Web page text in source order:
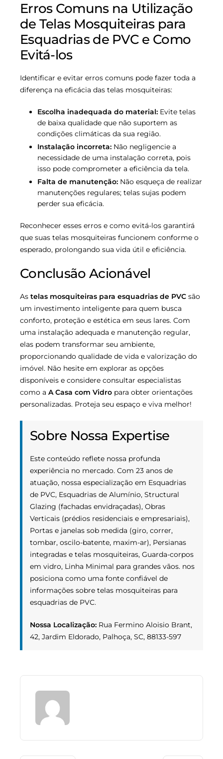
Erros Comuns na Utilização
de Telas Mosquiteiras para
Esquadrias de PVC e Como
Evitá-los
Identificar e evitar erros comuns pode fazer toda a
diferença na eficácia das telas mosquiteiras:
Escolha inadequada do material: Evite telas
de baixa qualidade que não suportem as
condições climáticas da sua região.
Instalação incorreta: Não negligencie a
necessidade de uma instalação correta, pois
isso pode comprometer a eficiência da tela.
Falta de manutenção: Não esqueça de realizar
manutenções regulares; telas sujas podem
perder sua eficácia.
Reconhecer esses erros e como evitá-los garantirá
que suas telas mosquiteiras funcionem conforme o
esperado, prolongando sua vida útil e eficiência.
Conclusão Acionável
As telas mosquiteiras para esquadrias de PVC são
um investimento inteligente para quem busca
conforto, proteção e estética em seus lares. Com
uma instalação adequada e manutenção regular,
elas podem transformar seu ambiente,
proporcionando qualidade de vida e valorização do
imóvel. Não hesite em explorar as opções
disponíveis e considere consultar especialistas
como a A Casa com Vidro para obter orientações
personalizadas. Proteja seu espaço e viva melhor!
Sobre Nossa Expertise
Este conteúdo reflete nossa profunda
experiência no mercado. Com 23 anos de
atuação, nossa especialização em Esquadrias
de PVC, Esquadrias de Alumínio, Structural
Glazing (fachadas envidraçadas), Obras
Verticais (prédios residenciais e empresariais),
Portas e janelas sob medida (giro, correr,
tombar, oscilo-batente, maxim-ar), Persianas
integradas e telas mosquiteiras, Guarda-corpos
em vidro, Linha Minimal para grandes vãos. nos
posiciona como uma fonte confiável de
informações sobre telas mosquiteiras para
esquadrias de PVC.
Nossa Localização: Rua Fermino Aloisio Brant,
42, Jardim Eldorado, Palhoça, SC, 88133-597